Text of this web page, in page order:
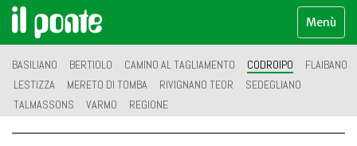
Menù
BASILIANO BERTIOLO CAMINO AL TAGLIAMENTO CODROIPO
FLAIBANO
LESTIZZA
MERETO DI TOMBA RIVIGNANO TEOR
SEDEGLIANO
TALMASSONS
VARMO REGIONE